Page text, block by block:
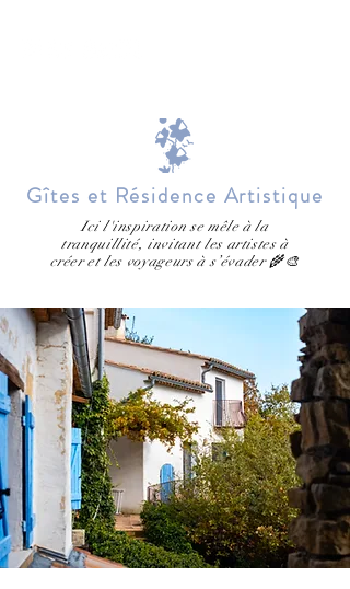
Gîtes et Résidence Artistique
Ici l'inspiration se mêle à la
tranquillité, invitant les artistes à
créer et les voyageurs à s’évader 🌾🎨